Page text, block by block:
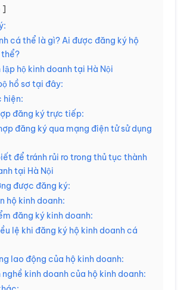
cá thể là gì? Ai được đăng ký hộ
thể?
lập hộ kinh doanh tại Hà Nội
hồ sơ tại đây:
hiện:
đăng ký trực tiếp:
đăng ký qua mạng điện tử sử dụng
để tránh rủi ro trong thủ tục thành
tại Hà Nội
được đăng ký:
hộ kinh doanh:
đăng ký kinh doanh:
lệ khi đăng ký hộ kinh doanh cá
lao động của hộ kinh doanh:
nghề kinh doanh của hộ kinh doanh: